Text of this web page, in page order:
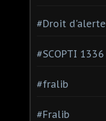
#Droit d'alerte
#SCOPTI 1336
#fralib
#Fralib